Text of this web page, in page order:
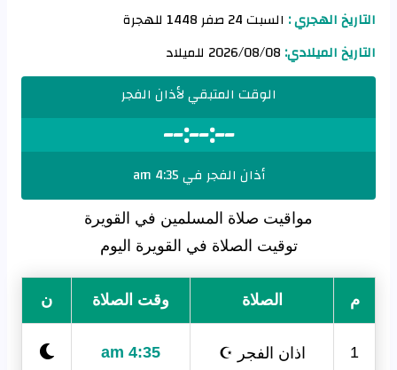
التاريخ الهجري : السبت 24 صفر 1448 للهجرة
التاريخ الميلادي:
الوقت المتبقي لأذان الفجر
--:--:--
أذان الفجر في 4:35 am
مواقيت صلاة المسلمين في القويرة
توقيت الصلاة في القويرة اليوم
م الصلاة وقت الصلاة ن
1 اذان الفجر ☪ 4:35 am